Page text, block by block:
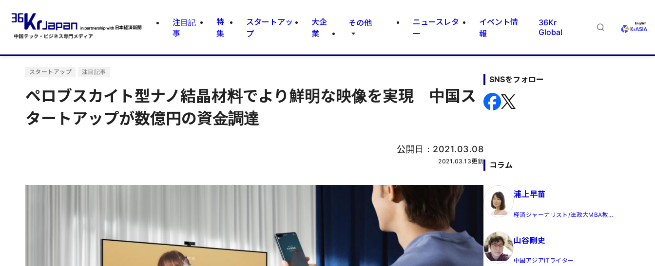
注目記
事
特
集
スタートアッ
プ
大企
業
その他
ニュースレタ
ー
イベント情
報
36Kr
Global
スタートアップ 注目記事
ペロブスカイト型ナノ結晶材料でより鮮明な映像を実現 中国ス
タートアップが数億円の資金調達
公開日： 2021.03.08
2021.03.13更新
SNSをフォロー
コラム
浦上早苗
経済ジャーナリスト/法政大MBA教
山谷剛史
中国アジアITライター